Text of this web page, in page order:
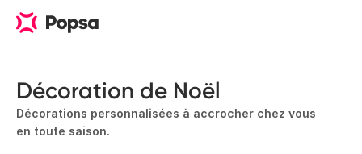
Décoration de Noël
Décorations personnalisées à accrocher chez vous
en toute saison.